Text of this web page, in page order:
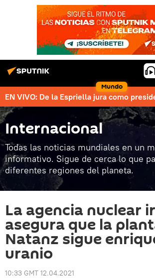
Mundo
EN VIVO: De la Espriella jura como
Internacional
Todas las noticias mundiales en un
informativo. Sigue de cerca lo que
diferentes regiones del planeta.
La agencia nuclear
asegura que la
Natanz sigue
uranio
10:33 GMT 12.04.2021